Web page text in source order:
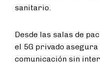
sanitario.
Desde las salas de
el 5G privado
comunicación sin